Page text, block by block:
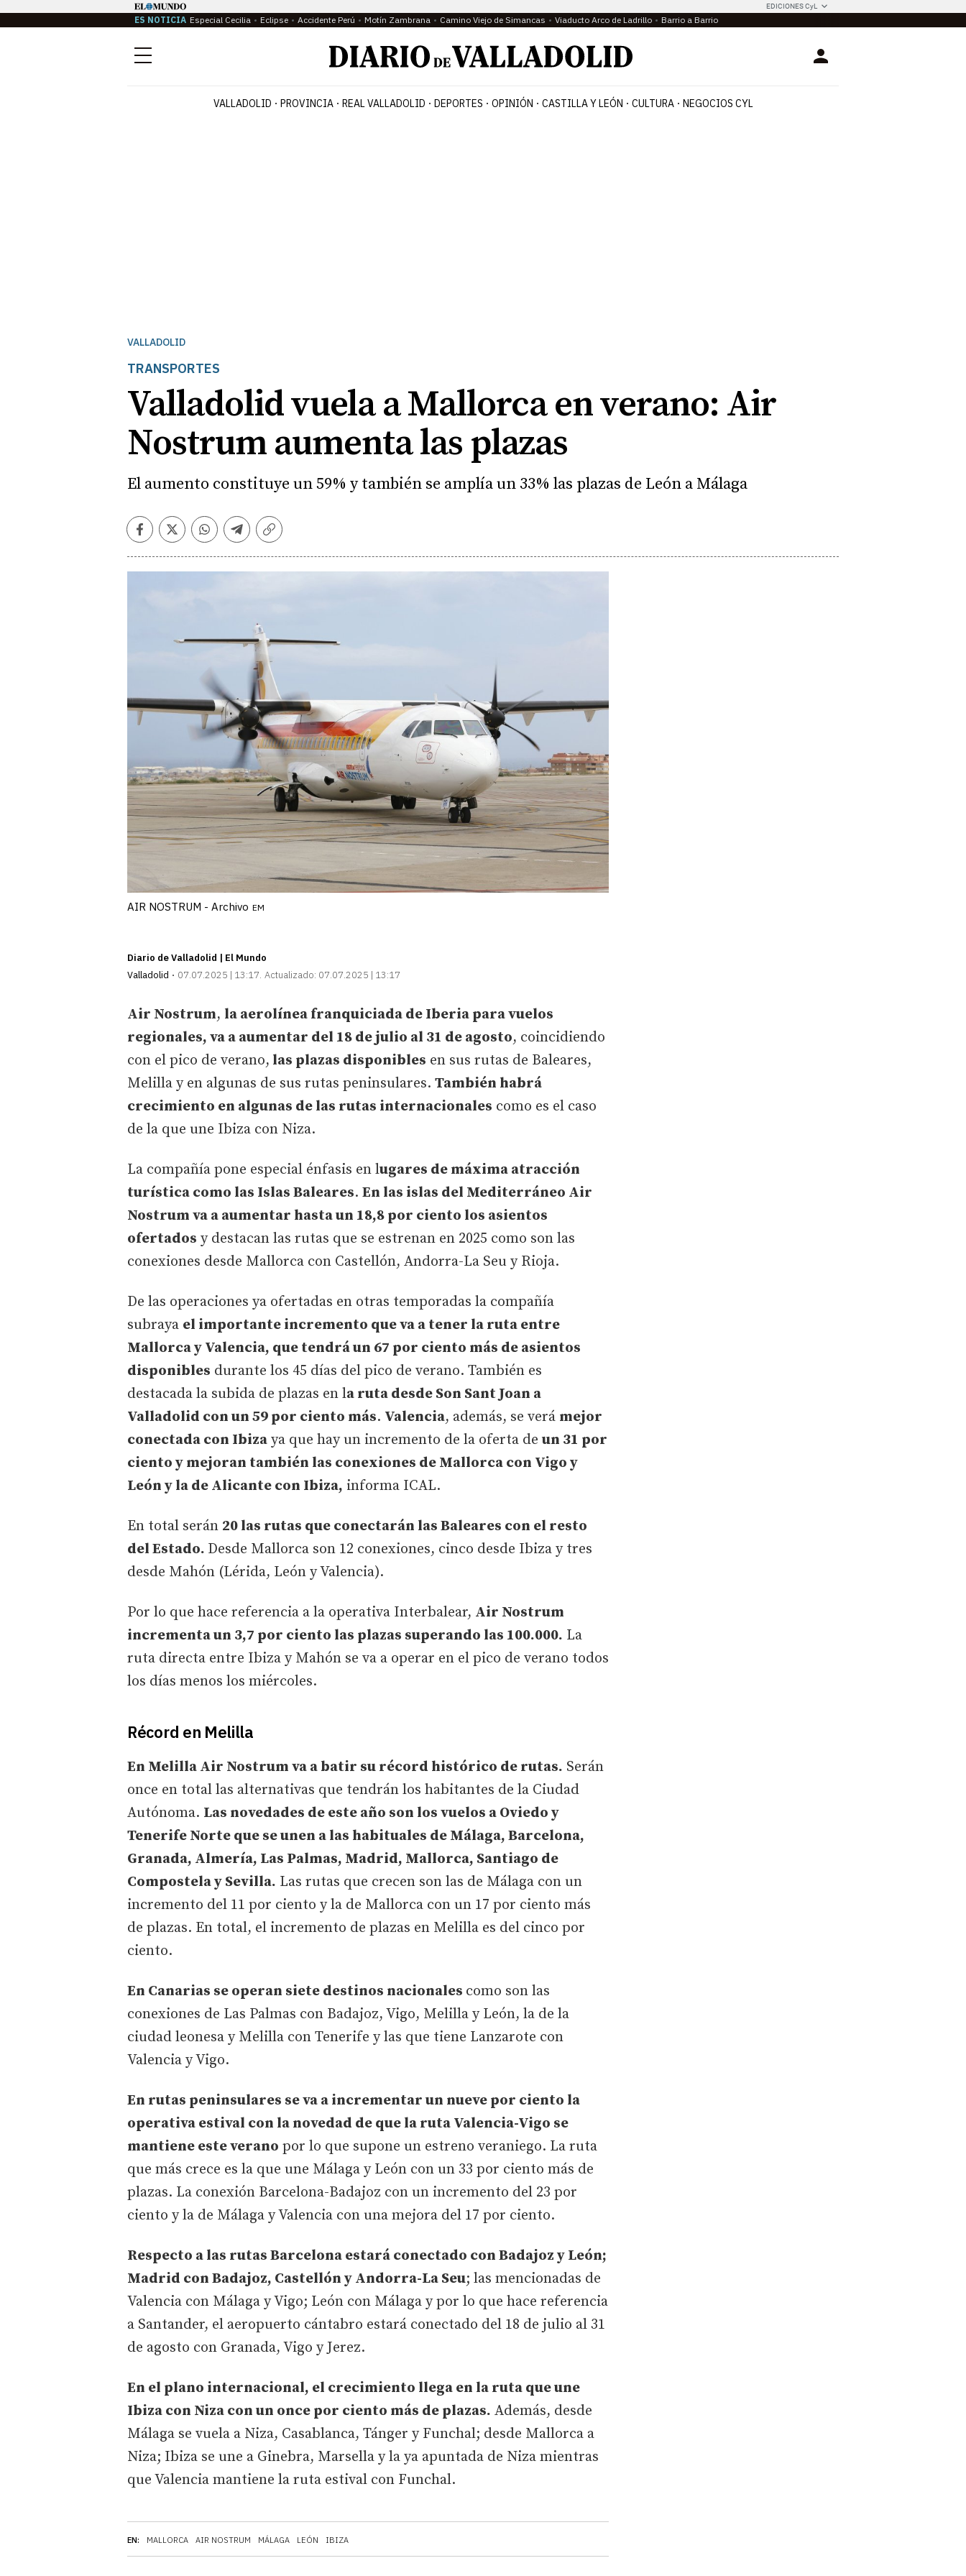
EDICIONES CyL
ES NOTICIA Especial Cecilia Eclipse Accidente Perú Motín Zambrana Camino Viejo de Simancas Viaducto Arco de Ladrillo Barrio a Barrio
Menú Login
VALLADOLID PROVINCIA REAL VALLADOLID DEPORTES OPINIÓN CASTILLA Y LEÓN CULTURA NEGOCIOS CYL
VALLADOLID
TRANSPORTES
Valladolid vuela a Mallorca en verano: Air
Nostrum aumenta las plazas
El aumento constituye un 59% y también se amplía un 33% las plazas de León a Málaga
Facebook
TwitterWhatsapp
Telegram
Copiar
AIR NOSTRUM - Archivo EM
Diario de Valladolid | El Mundo
Valladolid
07.07.2025 | 13:17 Actualizado: 07.07.2025 | 13:17
EN: MALLORCA AIR NOSTRUM MÁLAGA LEÓN IBIZA
Air Nostrum, la aerolínea franquiciada de Iberia para vuelos
regionales, va a aumentar del 18 de julio al 31 de agosto, coincidiendo
con el pico de verano, las plazas disponibles en sus rutas de Baleares,
Melilla y en algunas de sus rutas peninsulares. También habrá
crecimiento en algunas de las rutas internacionales como es el caso
de la que une Ibiza con Niza.
La compañía pone especial énfasis en lugares de máxima atracción
turística como las Islas Baleares. En las islas del Mediterráneo Air
Nostrum va a aumentar hasta un 18,8 por ciento los asientos
ofertados y destacan las rutas que se estrenan en 2025 como son las
conexiones desde Mallorca con Castellón, Andorra-La Seu y Rioja.
De las operaciones ya ofertadas en otras temporadas la compañía
subraya el importante incremento que va a tener la ruta entre
Mallorca y Valencia, que tendrá un 67 por ciento más de asientos
disponibles durante los 45 días del pico de verano. También es
destacada la subida de plazas en la ruta desde Son Sant Joan a
Valladolid con un 59 por ciento más. Valencia, además, se verá mejor
conectada con Ibiza ya que hay un incremento de la oferta de un 31 por
ciento y mejoran también las conexiones de Mallorca con Vigo y
León y la de Alicante con Ibiza, informa ICAL.
En total serán 20 las rutas que conectarán las Baleares con el resto
del Estado. Desde Mallorca son 12 conexiones, cinco desde Ibiza y tres
desde Mahón (Lérida, León y Valencia).
Por lo que hace referencia a la operativa Interbalear, Air Nostrum
incrementa un 3,7 por ciento las plazas superando las 100.000. La
ruta directa entre Ibiza y Mahón se va a operar en el pico de verano todos
los días menos los miércoles.
Récord en Melilla
En Melilla Air Nostrum va a batir su récord histórico de rutas. Serán
once en total las alternativas que tendrán los habitantes de la Ciudad
Autónoma. Las novedades de este año son los vuelos a Oviedo y
Tenerife Norte que se unen a las habituales de Málaga, Barcelona,
Granada, Almería, Las Palmas, Madrid, Mallorca, Santiago de
Compostela y Sevilla. Las rutas que crecen son las de Málaga con un
incremento del 11 por ciento y la de Mallorca con un 17 por ciento más
de plazas. En total, el incremento de plazas en Melilla es del cinco por
ciento.
En Canarias se operan siete destinos nacionales como son las
conexiones de Las Palmas con Badajoz, Vigo, Melilla y León, la de la
ciudad leonesa y Melilla con Tenerife y las que tiene Lanzarote con
Valencia y Vigo.
En rutas peninsulares se va a incrementar un nueve por ciento la
operativa estival con la novedad de que la ruta Valencia-Vigo se
mantiene este verano por lo que supone un estreno veraniego. La ruta
que más crece es la que une Málaga y León con un 33 por ciento más de
plazas. La conexión Barcelona-Badajoz con un incremento del 23 por
ciento y la de Málaga y Valencia con una mejora del 17 por ciento.
Respecto a las rutas Barcelona estará conectado con Badajoz y León;
Madrid con Badajoz, Castellón y Andorra-La Seu; las mencionadas de
Valencia con Málaga y Vigo; León con Málaga y por lo que hace referencia
a Santander, el aeropuerto cántabro estará conectado del 18 de julio al 31
de agosto con Granada, Vigo y Jerez.
En el plano internacional, el crecimiento llega en la ruta que une
Ibiza con Niza con un once por ciento más de plazas. Además, desde
Málaga se vuela a Niza, Casablanca, Tánger y Funchal; desde Mallorca a
Niza; Ibiza se une a Ginebra, Marsella y la ya apuntada de Niza mientras
que Valencia mantiene la ruta estival con Funchal.